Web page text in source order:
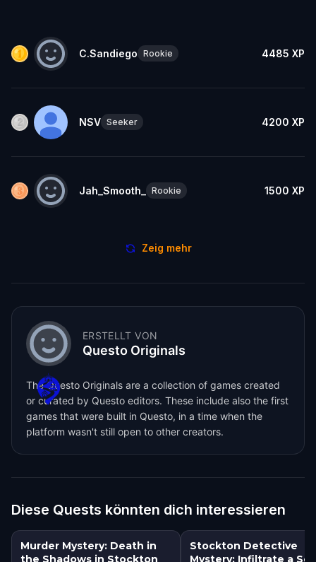
C.Sandiego Rookie 4485 XP
NSV Seeker 4200 XP
Jah_Smooth_ Rookie 1500 XP
Zeig mehr
ERSTELLT VON
Questo Originals
The Questo Originals are a collection of games created
or curated by Questo editors. These include also the first
games that were built in Questo, in a time when the
platform wasn't still open to other creators.
Diese Quests könnten dich interessieren
Murder Mystery: Death in
the Shadows in Stockton
Stockton Detective
Mystery: Infiltrate a